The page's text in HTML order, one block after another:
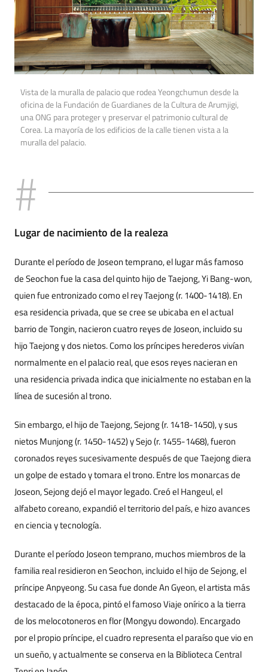
Vista de la muralla de palacio que rodea Yeongchumun desde la
oficina de la Fundación de Guardianes de la Cultura de Arumjigi,
una ONG para proteger y preservar el patrimonio cultural de
Corea. La mayoría de los edificios de la calle tienen vista a la
muralla del palacio.
Lugar de nacimiento de la realeza
Durante el período de Joseon temprano, el lugar más famoso
de Seochon fue la casa del quinto hijo de Taejong, Yi Bang-won,
quien fue entronizado como el rey Taejong (r. 1400-1418). En
esa residencia privada, que se cree se ubicaba en el actual
barrio de Tongin, nacieron cuatro reyes de Joseon, incluido su
hijo Taejong y dos nietos. Como los príncipes herederos vivían
normalmente en el palacio real, que esos reyes nacieran en
una residencia privada indica que inicialmente no estaban en la
línea de sucesión al trono.
Sin embargo, el hijo de Taejong, Sejong (r. 1418-1450), y sus
nietos Munjong (r. 1450-1452) y Sejo (r. 1455-1468), fueron
coronados reyes sucesivamente después de que Taejong diera
un golpe de estado y tomara el trono. Entre los monarcas de
Joseon, Sejong dejó el mayor legado. Creó el Hangeul, el
alfabeto coreano, expandió el territorio del país, e hizo avances
en ciencia y tecnología.
Durante el período Joseon temprano, muchos miembros de la
familia real residieron en Seochon, incluido el hijo de Sejong, el
príncipe Anpyeong. Su casa fue donde An Gyeon, el artista más
destacado de la época, pintó el famoso Viaje onírico a la tierra
de los melocotoneros en flor (Mongyu dowondo). Encargado
por el propio príncipe, el cuadro representa el paraíso que vio en
un sueño, y actualmente se conserva en la Biblioteca Central